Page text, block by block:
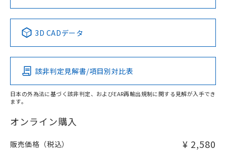
Pb Hg Cd Cr(VI)
O
在庫等で未対応品が混在する可能性があります。
問い合わせください。
No No No No
この製品の規格認証/適合状況ページへ
その他の認証はこちらのページからご検索ください
3D CADデータ
該非判定見解書/項目別対比表
日本の外為法に基づく該非判定、およびEAR再輸出規制に関する見解が入手でき
ます。
オンライン購入
販売価格（税込） ¥ 2,580